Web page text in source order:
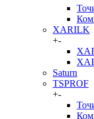
XARILK
+-
Saturn
TSPROF
+-